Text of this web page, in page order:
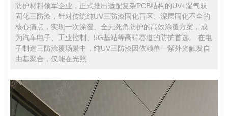
防护材料领军企业，正式推出适配复杂PCB结构的UV+湿气双
固化三防漆，针对传统纯UV三防漆固化盲区、深层固化不全的
核心痛点，实现一次涂覆、全无死角防护的高效涂覆方案，成
为汽车电子、工业控制、5G基站等高端赛道的防护首选。 在电
子制造三防涂覆场景中，纯UV三防漆因依赖单一紫外光触发自
由基聚合，仅能在光照